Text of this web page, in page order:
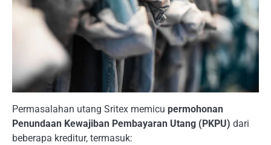
Permasalahan utang Sritex memicu permohonan
Penundaan Kewajiban Pembayaran Utang (PKPU) dari
beberapa kreditur, termasuk: